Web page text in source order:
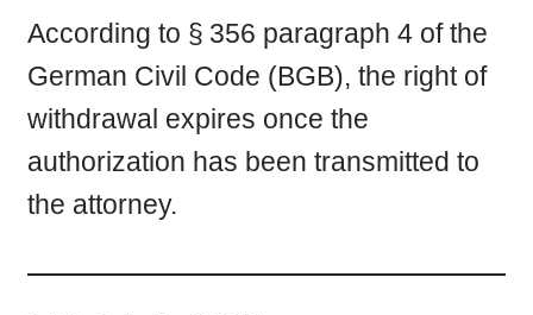
According to § 356 paragraph 4 of the
German Civil Code (BGB), the right of
withdrawal expires once the
authorization has been transmitted to
the attorney.